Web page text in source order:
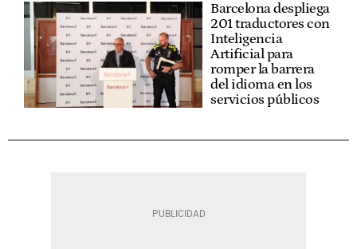
Barcelona despliega
201 traductores con
Inteligencia
Artificial para
romper la barrera
del idioma en los
servicios públicos